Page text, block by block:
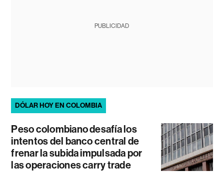
PUBLICIDAD
DÓLAR HOY EN COLOMBIA
Peso colombiano desafía los
intentos del banco central de
frenar la subida impulsada por
las operaciones carry trade